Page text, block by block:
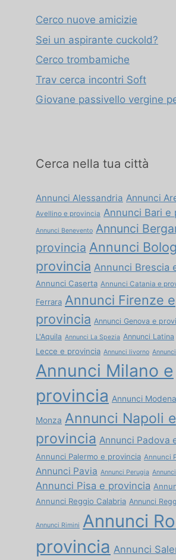
Cerco nuove amicizie
Sei un aspirante cuckold?
Cerco trombamiche
Trav cerca incontri Soft
Giovane passivello vergine
Cerca nella tua città
Annunci Alessandria Annunci
Avellino e provincia Annunci Bari e
Annunci Benevento Annunci
provincia Annunci
provincia Annunci Brescia
Annunci Caserta Annunci Catania e
Ferrara Annunci Firenze e
provincia Annunci Genova e
L'Aquila Annunci La Spezia Annunci Latina
Lecce e provincia Annunci livorno
Annunci Milano e
provincia Annunci Modena
Monza Annunci Napoli e
provincia Annunci Padova
Annunci Palermo e provincia Annunci
Annunci Pavia Annunci Perugia
Annunci Pisa e provincia
Annunci Reggio Calabria Annunci
Annunci Rimini Annunci
provincia Annunci